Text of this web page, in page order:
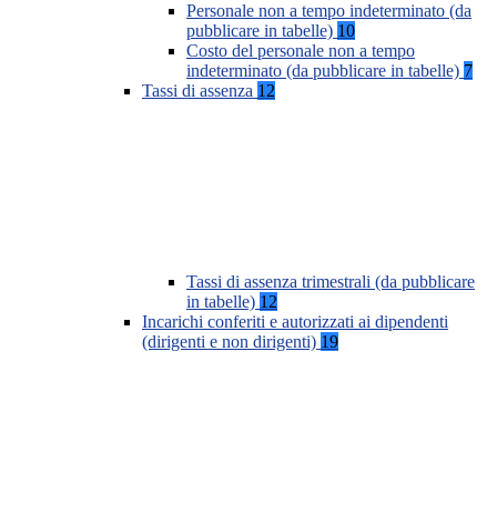
Personale non a tempo indeterminato (da
pubblicare in tabelle) 10
Costo del personale non a tempo
indeterminato (da pubblicare in tabelle) 7
Tassi di assenza 12
Tassi di assenza trimestrali (da pubblicare
in tabelle) 12
Incarichi conferiti e autorizzati ai dipendenti
(dirigenti e non dirigenti) 19